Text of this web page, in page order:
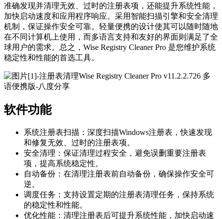
准确发现并清理无效、过时的注册表项，还能提升系统性能，
加快启动速度和应用程序响应。采用智能扫描引擎和安全清理
机制，保证操作安全可靠。轻量便携的设计使其可以随时随地
在不同计算机上使用，而多语言支持和友好的界面则满足了全
球用户的需求。总之，Wise Registry Cleaner Pro 是您维护系统
稳定性和性能的首选工具。
软件功能
系统注册表扫描：深度扫描Windows注册表，快速发现
和修复无效、过时的注册表项。
安全清理：保证清理过程安全，避免误删重要注册表
项，提高系统稳定性。
自动备份：在清理注册表前自动备份，确保操作安全可
逆。
调度任务：支持设置定期的注册表清理任务，保持系统
的稳定性和性能。
优化性能：清理注册表后可提升系统性能，加快启动速